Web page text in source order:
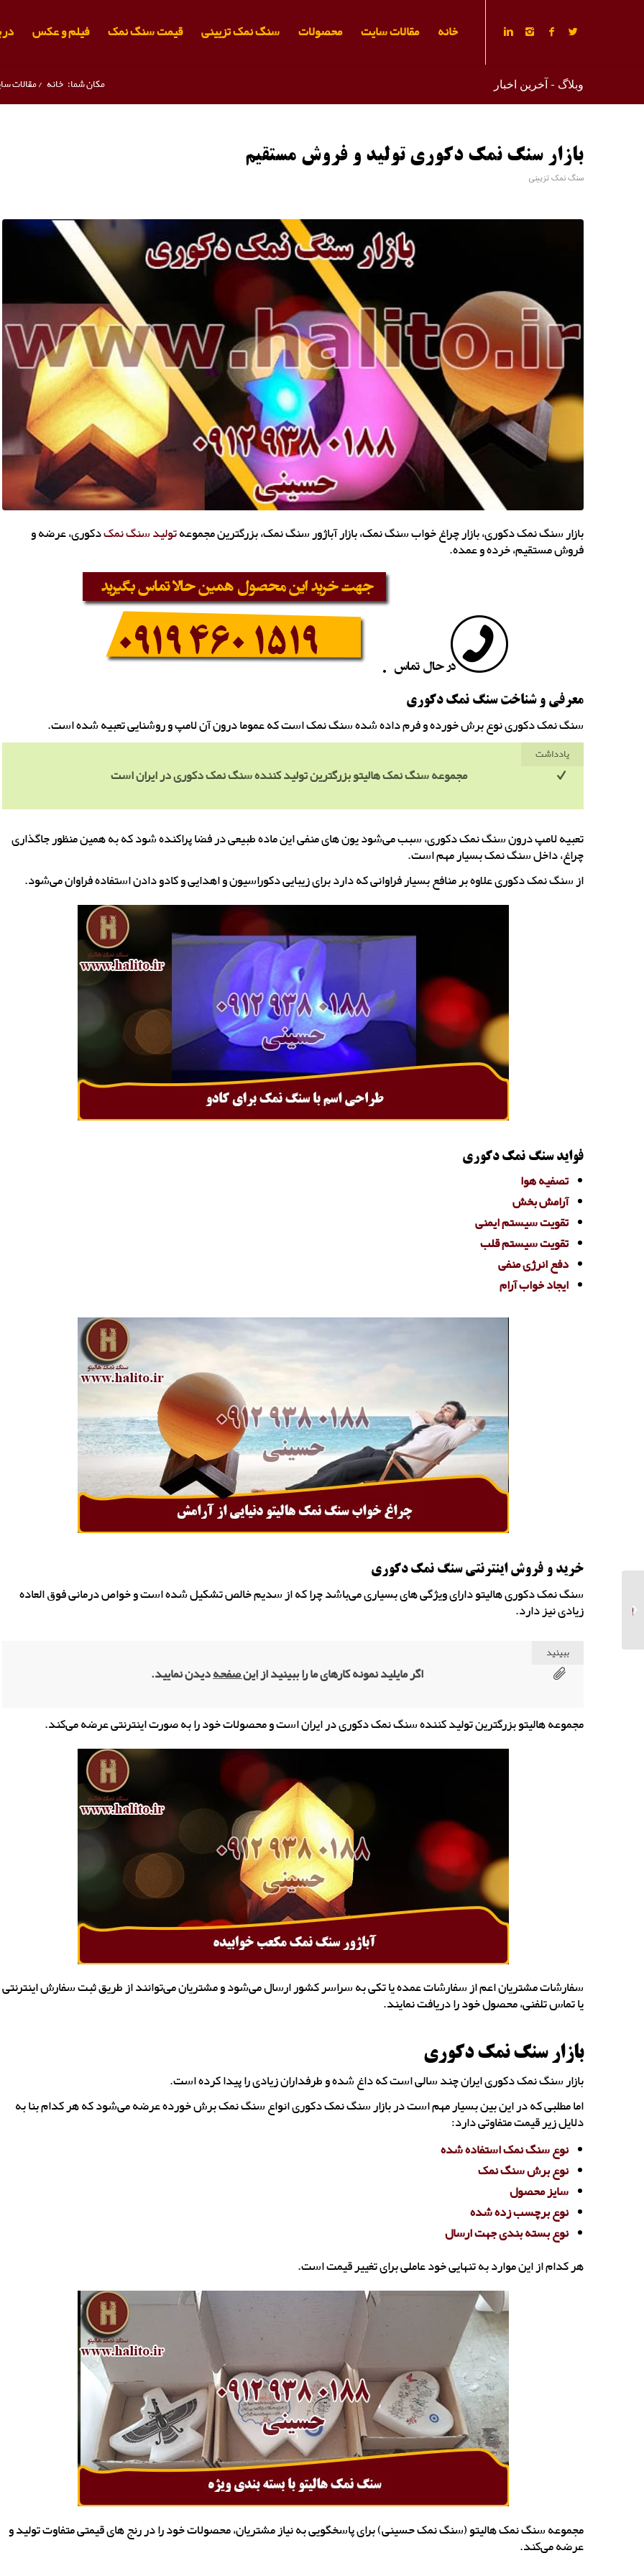
خانه مقالات سایت محصولات سنگ نمک تزیینی قیمت سنگ نمک فیلم و عکس
وبلاگ - آخرین اخبار مکان شما: خانه /مقالات
بازار سنگ نمک دکوری تولید و فروش مستقیم
سنگ نمک تزیینی
بازار سنگ نمک دکوری، بازار چراغ خواب سنگ نمک، بازار آباژور سنگ نمک، بزرگترین مجموعهتولید سنگ نمکدکوری، عرضه و
فروش مستقیم، خرده و عمده.
معرفی و شناخت سنگ نمک دکوری
سنگ نمک دکوری نوع برش خورده و فرم داده شده سنگ نمک است که عموما درون آن لامپ و روشنایی تعبیه شده است.
یادداشت
مجموعه سنگ نمک هالیتو بزرگترین تولید کننده سنگ نمک دکوری در ایران است
تعبیه لامپ درون سنگ نمک دکوری، سبب می‌شود یون های منفی این ماده طبیعی در فضا پراکنده شود که به همین منظور جاگذاری
چراغ، داخل سنگ نمک بسیار مهم است.
از سنگ نمک دکوری علاوه بر منافع بسیار فراوانی که دارد برای زیبایی دکوراسیون و اهدایی و کادو دادن استفاده فراوان می‌شود.
فواید سنگ نمک دکوری
تصفیه هوا
آرامش بخش
تقویت سیستم ایمنی
تقویت سیستم قلب
دفع انرژی منفی
ایجاد خواب آرام
خرید و فروش اینترنتی سنگ نمک دکوری
سنگ نمک دکوری هالیتو دارای ویژگی های بسیاری می‌باشد چرا که از سدیم خالص تشکیل شده است و خواص درمانی فوق العاده
زیادی نیز دارد.
ببینید
اگر مایلید نمونه کارهای ما را ببینید ازاین صفحهدیدن نمایید.
مجموعه هالیتو بزرگترین تولید کننده سنگ نمک دکوری در ایران است و محصولات خود را به صورت اینترنتی عرضه می‌کند.
سفارشات مشتریان اعم از سفارشات عمده یا تکی به سراسر کشور ارسال می‌شود و مشتریان می‌توانند از طریق ثبت سفارش اینترنتی
یا تماس تلفنی، محصول خود را دریافت نمایند.
بازار سنگ نمک دکوری
بازار سنگ نمک دکوری ایران چند سالی است که داغ شده و طرفداران زیادی را پیدا کرده است.
اما مطلبی که در این بین بسیار مهم است در بازار سنگ نمک دکوری انواع سنگ نمک برش خورده عرضه می‌شود که هر کدام بنا به
دلایل زیر قیمت متفاوتی دارد:
نوع سنگ نمک استفاده شده
نوع برش سنگ نمک
سایز محصول
نوع برچسب زده شده
نوع بسته بندی جهت ارسال
هر کدام از این موارد به تنهایی خود عاملی برای تغییر قیمت است.
مجموعه سنگ نمک هالیتو (سنگ نمک حسینی) برای پاسخگویی به نیاز مشتریان، محصولات خود را در رنج های قیمتی متفاوت تولید و
عرضه می‌کند.
فروش نمک پودر
صنعتی کیسه 25 کیلویی